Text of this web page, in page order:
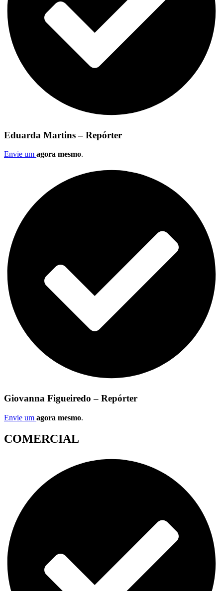
Eduarda Martins – Repórter
Envie um agora mesmo.
Giovanna Figueiredo – Repórter
Envie um agora mesmo.
COMERCIAL